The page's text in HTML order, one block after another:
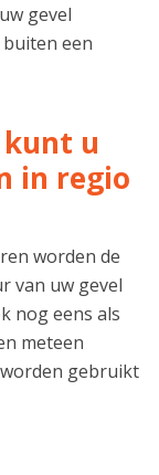
gevel
een
u
in regio
worden de
van uw gevel
nog eens als
meteen
gebruikt